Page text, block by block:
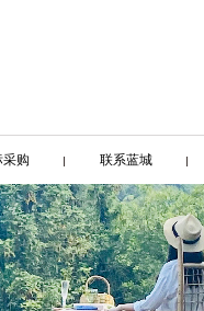
采购 联系蓝城